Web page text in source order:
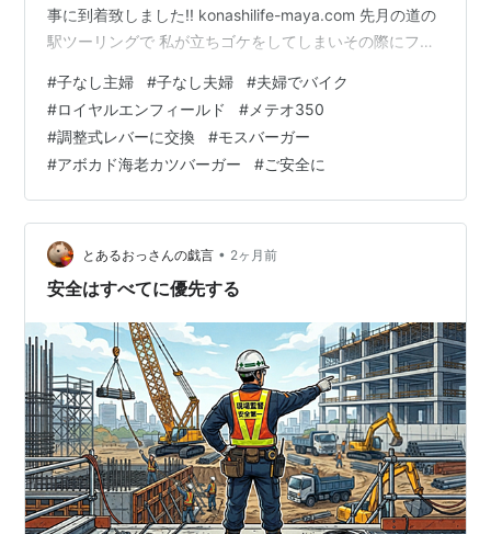
事に到着致しました!! konashilife-maya.com 先月の道の
駅ツーリングで 私が立ちゴケをしてしまいその際にフロ
んが心配して 新しく調整式のレバーを買ってくれたんで
す!! ブレーキの機能的には 全然問題なかったんですがや
はり少しでも曲がった物は 強度的に不安があるという事
で少々お値段はしましたが 新調させて頂きました 『くん
くん…なにこれ!??』 …
#子なし主婦 #子なし夫婦 #夫婦でバイク
#ロイヤルエンフィールド # メテオ350
#調整式レバーに交換 #モスバーガー
#アボカド海老カツバーガー #ご安全に
とあるおっさんの戯言 • 2ヶ月前
安全はすべてに優先する